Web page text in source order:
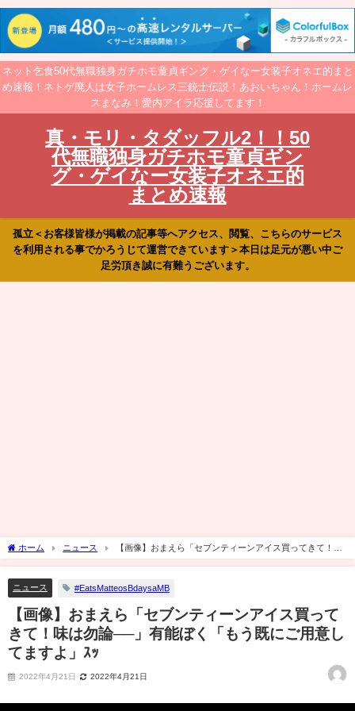
ネット乞食50代無職独身ガチホモ童貞ギング・ゲイなー女装子オネエ的まと
め速報！ネトゲ廃人は女子ホームレス三銃士伝説！あおいちゃん！ホームレ
スまなみ！愛内アイラ応援してます！
真・モリ・タダッフル2！！50
代無職独身ガチホモ童貞ギン
グ・ゲイなー女装子オネエ的
まとめ速報
孤立＜お客様皆様が掲載の記事等へアクセス、閲覧、こちらのサービス
を利用される事でかろうじて運営できています＞本日は足元が悪い中ご
足労頂き誠に有難うございます。
ホーム ニュース
【画像】おまえら「セブンティーンアイス買ってきて！味
は勿論──」有能ぼく「もう既にご用意してますよ」ｽｯ
ニュース #EatsMatteosBdaysaMB
【画像】おまえら「セブンティーンアイス買って
きて！味は勿論──」有能ぼく「もう既にご用意し
てますよ」ｽｯ
2022年4月21日 2022年4月21日